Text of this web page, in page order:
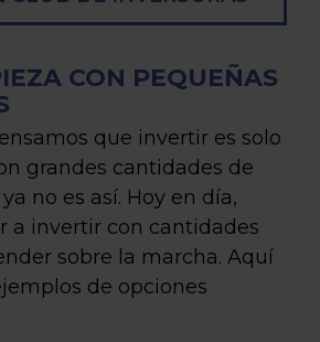
CON PEQUEÑAS
que invertir es solo
grandes cantidades de
no es así. Hoy en día,
a invertir con cantidades
sobre la marcha. Aquí
de opciones